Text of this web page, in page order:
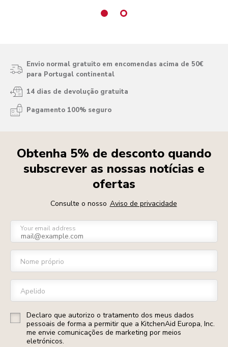
Envio normal gratuito em encomendas acima de 50€
para Portugal continental
14 dias de devolução gratuita
Pagamento 100% seguro
Obtenha 5% de desconto quando
subscrever as nossas notícias e
ofertas
Consulte o nosso Aviso de privacidade
Your email address
Nome próprio
Apelido
Declaro que autorizo o tratamento dos meus dados
pessoais de forma a permitir que a KitchenAid Europa, Inc.
me envie comunicações de marketing por meios
eletrónicos.